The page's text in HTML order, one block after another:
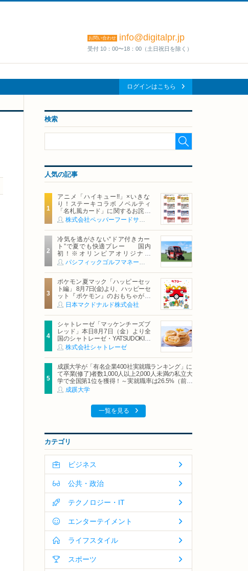
お問い合わせ info@digitalpr.jp
受付 10：00〜18：00（土日祝日を除く）
ログインはこちら
検索
人気の記事
アニメ「ハイキュー!!」×いきな
り！ステーキコラボ ノベルティ
「名札風カード」に関するお詫び
および交換対応についてのご案内
冷気を逃がさない“ドア付きカー
ト”で夏でも快適プレー 国内
初！※オリンピアオリジナル
「AirCon Cart（エアコンカー
ト）」導入 | ＰＧＭ
ポケモン夏マック「ハッピーセッ
ト編」 8月7日(金)より、ハッピーセ
ット『ポケモン』のおもちゃが期
間限定登場
日本マクドナルド株式会社
シャトレーゼ「マッケンチーズブ
レッド」本日8月7日（金）より全
国のシャトレーゼ・YATSUDOKIで
発売株式会社シャトレーゼ
成蹊大学が「有名企業400社実就職ランキング」に
て卒業(修了)者数1,000人以上2,000人未満の私立大
学で全国第1位を獲得！～実就職率は26.5%（前年
比＋4.3pt）に伸長、東京の私立大学でも10位にラ
ンクイン～
成蹊大学
一覧を見る
カテゴリ
ビジネス
公共・政治
テクノロジー・IT
エンターテイメント
ライフスタイル
スポーツ